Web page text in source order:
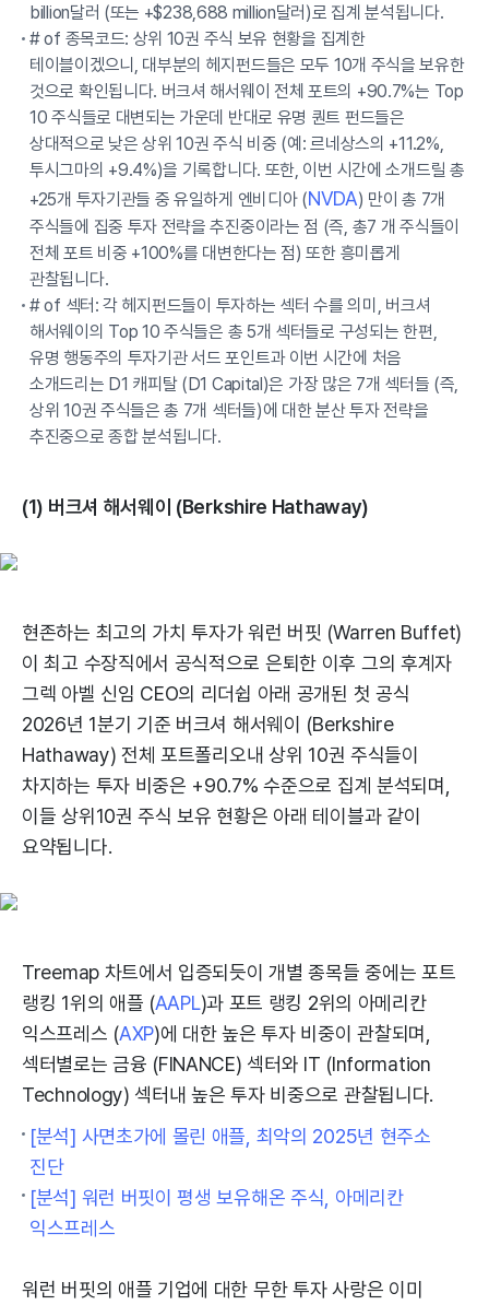
billion달러 (또는 +$238,688 million달러)로 집계 분석됩니다.
# of 종목코드: 상위 10권 주식 보유 현황을 집계한
테이블이겠으니, 대부분의 헤지펀드들은 모두 10개 주식을 보유한
것으로 확인됩니다. 버크셔 해서웨이 전체 포트의 +90.7%는 Top
10 주식들로 대변되는 가운데 반대로 유명 퀀트 펀드들은
상대적으로 낮은 상위 10권 주식 비중 (예: 르네상스의 +11.2%,
투시그마의 +9.4%)을 기록합니다. 또한, 이번 시간에 소개드릴 총
+25개 투자기관들 중 유일하게 엔비디아 (NVDA) 만이 총 7개
주식들에 집중 투자 전략을 추진중이라는 점 (즉, 총7 개 주식들이
전체 포트 비중 +100%를 대변한다는 점) 또한 흥미롭게
관찰됩니다.
# of 섹터: 각 헤지펀드들이 투자하는 섹터 수를 의미, 버크셔
해서웨이의 Top 10 주식들은 총 5개 섹터들로 구성되는 한편,
유명 행동주의 투자기관 서드 포인트과 이번 시간에 처음
소개드리는 D1 캐피탈 (D1 Capital)은 가장 많은 7개 섹터들 (즉,
상위 10권 주식들은 총 7개 섹터들)에 대한 분산 투자 전략을
추진중으로 종합 분석됩니다.
(1) 버크셔 해서웨이 (Berkshire Hathaway)
현존하는 최고의 가치 투자가 워런 버핏 (Warren Buffet)
이 최고 수장직에서 공식적으로 은퇴한 이후 그의 후계자
그렉 아벨 신임 CEO의 리더쉽 아래 공개된 첫 공식
2026년 1분기 기준 버크셔 해서웨이 (Berkshire
Hathaway) 전체 포트폴리오내 상위 10권 주식들이
차지하는 투자 비중은 +90.7% 수준으로 집계 분석되며,
이들 상위10권 주식 보유 현황은 아래 테이블과 같이
요약됩니다.
Treemap 차트에서 입증되듯이 개별 종목들 중에는 포트
랭킹 1위의 애플 (AAPL)과 포트 랭킹 2위의 아메리칸
익스프레스 (AXP)에 대한 높은 투자 비중이 관찰되며,
섹터별로는 금융 (FINANCE) 섹터와 IT (Information
Technology) 섹터내 높은 투자 비중으로 관찰됩니다.
[분석] 사면초가에 몰린 애플, 최악의 2025년 현주소
진단
[분석] 워런 버핏이 평생 보유해온 주식, 아메리칸
익스프레스
워런 버핏의 애플 기업에 대한 무한 투자 사랑은 이미